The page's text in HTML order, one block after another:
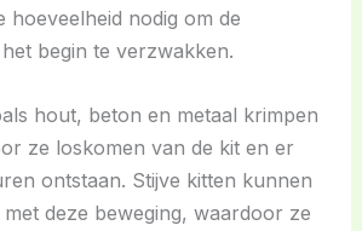
hoeveelheid nodig om de
begin te verzwakken.
hout, beton en metaal krimpen
ze loskomen van de kit en er
ontstaan. Stijve kitten kunnen
deze beweging, waardoor ze